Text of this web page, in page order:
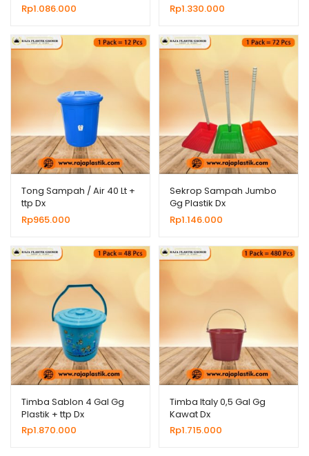
Rp1.086.000
Rp1.330.000
Tong Sampah / Air 40 Lt +
ttp Dx
Rp965.000
Sekrop Sampah Jumbo
Gg Plastik Dx
Rp1.146.000
Timba Sablon 4 Gal Gg
Plastik + ttp Dx
Rp1.870.000
Timba Italy 0,5 Gal Gg
Kawat Dx
Rp1.715.000